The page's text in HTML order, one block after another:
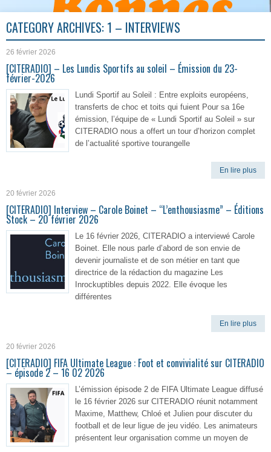
CATEGORY ARCHIVES: 1 – INTERVIEWS
26 février 2026
[CITERADIO] – Les Lundis Sportifs au soleil – Émission du 23-
février-2026
Lundi Sportif au Soleil : Entre exploits européens,
transferts de choc et toits qui fuient Pour sa 16e
émission, l’équipe de « Lundi Sportif au Soleil » sur
CITERADIO nous a offert un tour d’horizon complet
de l’actualité sportive tourangelle
En lire plus
20 février 2026
[CITERADIO] Interview – Carole Boinet – “L’enthousiasme” – Éditions
Stock – 20 février 2026
Le 16 février 2026, CITERADIO a interviewé Carole
Boinet. Elle nous parle d’abord de son envie de
devenir journaliste et de son métier en tant que
directrice de la rédaction du magazine Les
Inrockuptibles depuis 2022. Elle évoque les
différentes
En lire plus
20 février 2026
[CITERADIO] FIFA Ultimate League : Foot et convivialité sur CITERADIO
– épisode 2 – 16 02 2026
L’émission épisode 2 de FIFA Ultimate League diffusé
le 16 février 2026 sur CITERADIO réunit notamment
Maxime, Matthew, Chloé et Julien pour discuter du
football et de leur ligue de jeu vidéo. Les animateurs
présentent leur organisation comme un moyen de